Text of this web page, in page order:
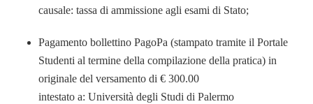
causale: tassa di ammissione agli esami di Stato;
Pagamento bollettino PagoPa (stampato tramite il Portale
Studenti al termine della compilazione della pratica) in
originale del versamento di € 300.00
intestato a: Università degli Studi di Palermo